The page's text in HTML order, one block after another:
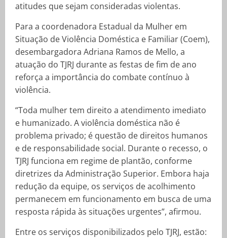
atitudes que sejam consideradas violentas.
Para a coordenadora Estadual da Mulher em
Situação de Violência Doméstica e Familiar (Coem),
desembargadora Adriana Ramos de Mello, a
atuação do TJRJ durante as festas de fim de ano
reforça a importância do combate contínuo à
violência.
“Toda mulher tem direito a atendimento imediato
e humanizado. A violência doméstica não é
problema privado; é questão de direitos humanos
e de responsabilidade social. Durante o recesso, o
TJRJ funciona em regime de plantão, conforme
diretrizes da Administração Superior. Embora haja
redução da equipe, os serviços de acolhimento
permanecem em funcionamento em busca de uma
resposta rápida às situações urgentes”, afirmou.
Entre os serviços disponibilizados pelo TJRJ, estão: